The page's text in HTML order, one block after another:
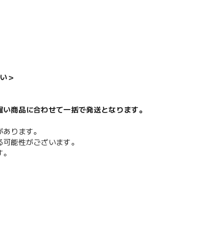
＞
商品に合わせて一括で発送となります。
ります。
能性がございます。